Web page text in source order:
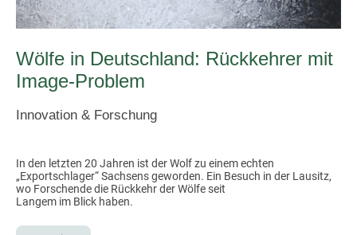
Wölfe in Deutschland: Rückkehrer mit
Image-Problem
Innovation & Forschung
In den letzten 20 Jahren ist der Wolf zu einem echten
„Exportschlager“ Sachsens geworden. Ein Besuch in der Lausitz,
wo Forschende die Rückkehr der Wölfe seit
Langem im Blick haben.